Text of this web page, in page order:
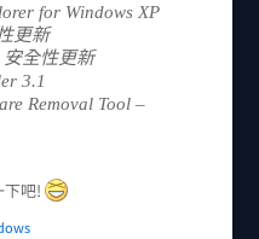
for Windows XP
更新
安全性更新
3.1
Removal Tool –
吧!